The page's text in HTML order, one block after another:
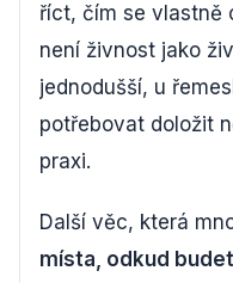
říct, čím se vlastně
není živnost jako
jednodušší, u
potřebovat doložit
praxi.
Další věc, která
místa, odkud